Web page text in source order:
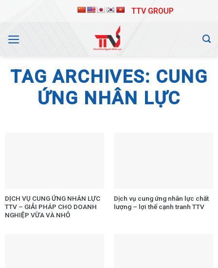
TTV GROUP
TAG ARCHIVES: CUNG
ỨNG NHÂN LỰC
DỊCH VỤ CUNG ỨNG NHÂN LỰC
TTV – GIẢI PHÁP CHO DOANH
NGHIỆP VỪA VÀ NHỎ
Dịch vụ cung ứng nhân lực chất
lượng – lợi thế cạnh tranh TTV